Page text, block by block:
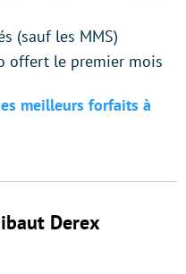
(sauf les MMS)
offert le premier mois
meilleurs forfaits à
Derex